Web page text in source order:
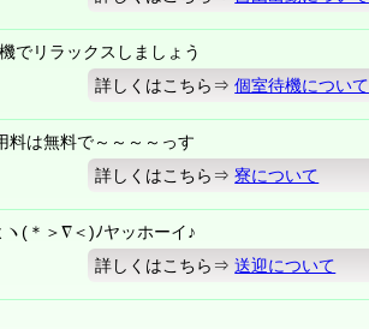
でリラックスしましょう
詳しくはこちら⇒個室待機について
料は無料で～～～～っす
詳しくはこちら⇒寮について
(＊＞∇＜)ﾉヤッホーイ♪
詳しくはこちら⇒送迎について